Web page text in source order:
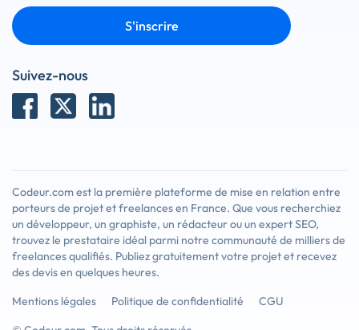
S'inscrire
Suivez-nous
Codeur.com est la première plateforme de mise en relation entre
porteurs de projet et freelances en France. Que vous recherchiez
un développeur, un graphiste, un rédacteur ou un expert SEO,
trouvez le prestataire idéal parmi notre communauté de milliers de
freelances qualifiés. Publiez gratuitement votre projet et recevez
des devis en quelques heures.
Mentions légales
Politique de confidentialité
CGU